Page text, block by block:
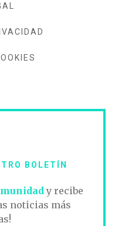
BOLETÍN
y recibe
noticias más